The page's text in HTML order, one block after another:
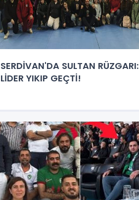
SERDİVAN'DA SULTAN RÜZGARI:
LİDER YIKIP GEÇTİ!